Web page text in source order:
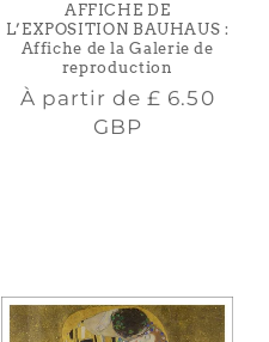
AFFICHE DE
L’EXPOSITION BAUHAUS :
Affiche de la Galerie de
reproduction
Prix
habituel
À partir de£ 6.50
GBP